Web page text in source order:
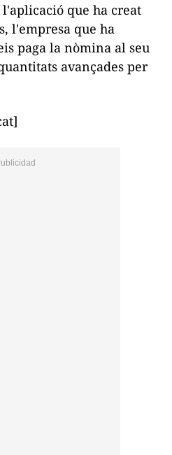
que ha creat
l'empresa que ha
paga la nòmina al seu
avançades per